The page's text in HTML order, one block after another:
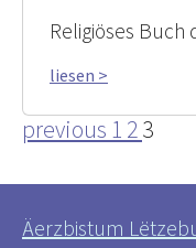
Religiöses Buch
liesen >
previous 1 23
Äerzbistum